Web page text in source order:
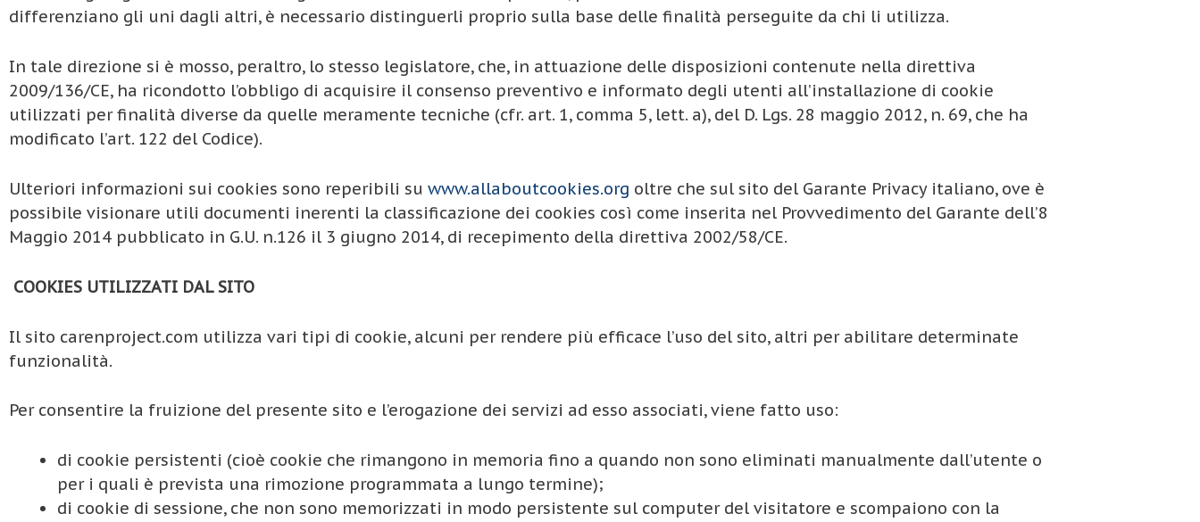
differenziano gli uni dagli altri, è necessario distinguerli proprio sulla base delle finalità perseguite da chi li utilizza.
In tale direzione si è mosso, peraltro, lo stesso legislatore, che, in attuazione delle disposizioni contenute nella direttiva
2009/136/CE, ha ricondotto l’obbligo di acquisire il consenso preventivo e informato degli utenti all’installazione di cookie
utilizzati per finalità diverse da quelle meramente tecniche (cfr. art. 1, comma 5, lett. a), del D. Lgs. 28 maggio 2012, n. 69, che ha
modificato l’art. 122 del Codice).
Ulteriori informazioni sui cookies sono reperibili su www.allaboutcookies.org oltre che sul sito del Garante Privacy italiano, ove è
possibile visionare utili documenti inerenti la classificazione dei cookies così come inserita nel Provvedimento del Garante dell’8
Maggio 2014 pubblicato in G.U. n.126 il 3 giugno 2014, di recepimento della direttiva 2002/58/CE.
COOKIES UTILIZZATI DAL SITO
Il sito carenproject.com utilizza vari tipi di cookie, alcuni per rendere più efficace l’uso del sito, altri per abilitare determinate
funzionalità.
Per consentire la fruizione del presente sito e l’erogazione dei servizi ad esso associati, viene fatto uso:
di cookie persistenti (cioè cookie che rimangono in memoria fino a quando non sono eliminati manualmente dall’utente o
per i quali è prevista una rimozione programmata a lungo termine);
di cookie di sessione, che non sono memorizzati in modo persistente sul computer del visitatore e scompaiono con la